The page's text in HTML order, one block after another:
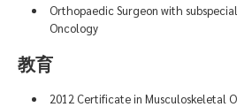
Orthopaedic Surgeon with
Oncology
教育
2012 Certificate in Musculoskeletal